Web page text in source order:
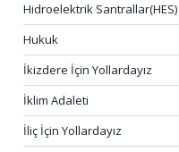
Hidroelektrik Santrallar(HES)
Hukuk
İkizdere İçin Yollardayız
İklim Adaleti
İliç İçin Yollardayız